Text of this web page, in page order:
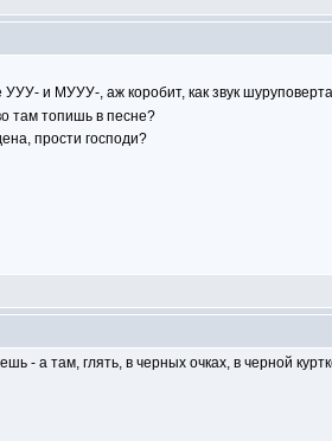
и МУУУ-, аж коробит, как звук шуруповерта
там топишь в песне?
прости господи?
- а там, глять, в черных очках, в черной